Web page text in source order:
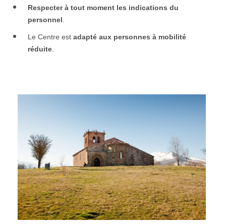
Respecter à tout moment les indications du
personnel.
Le Centre est adapté aux personnes à mobilité
réduite.